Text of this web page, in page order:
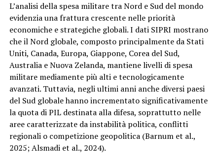
L’analisi della spesa militare tra Nord e Sud del mondo
evidenzia una frattura crescente nelle priorità
economiche e strategiche globali. I dati SIPRI mostrano
che il Nord globale, composto principalmente da Stati
Uniti, Canada, Europa, Giappone, Corea del Sud,
Australia e Nuova Zelanda, mantiene livelli di spesa
militare mediamente più alti e tecnologicamente
avanzati. Tuttavia, negli ultimi anni anche diversi paesi
del Sud globale hanno incrementato significativamente
la quota di PIL destinata alla difesa, soprattutto nelle
aree caratterizzate da instabilità politica, conflitti
regionali o competizione geopolitica (Barnum et al.,
2025; Alsmadi et al., 2024).